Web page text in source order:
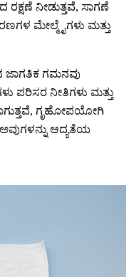
ರಕ್ಷಣೆ ನೀಡುತ್ತವೆ, ಸಾಗಣೆ
ಮೇಲ್ಮೈಗಳು ಮತ್ತು
ಜಾಗತಿಕ ಗಮನವು
ಪರಿಸರ ನೀತಿಗಳು ಮತ್ತು
ಗೃಹೋಪಯೋಗಿ
ಆದ್ಯತೆಯ